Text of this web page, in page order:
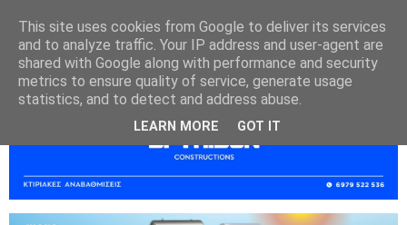
This site uses cookies from Google to deliver its services
and to analyze traffic. Your IP address and user-agent are
shared with Google along with performance and security
metrics to ensure quality of service, generate usage
statistics, and to detect and address abuse.
LEARN MORE GOT IT